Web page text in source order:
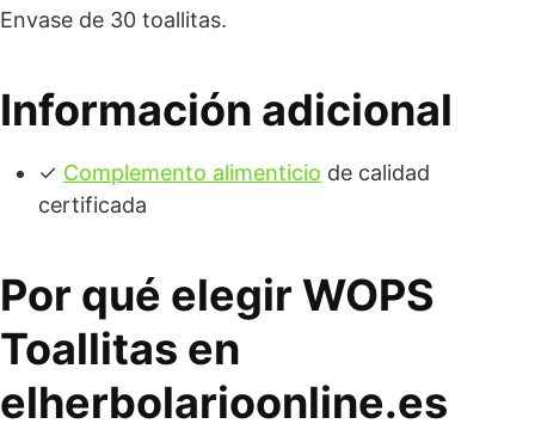
Envase de 30 toallitas.
Información adicional
✓ Complemento alimenticio de calidad
certificada
Por qué elegir WOPS
Toallitas en
elherbolarioonline.es